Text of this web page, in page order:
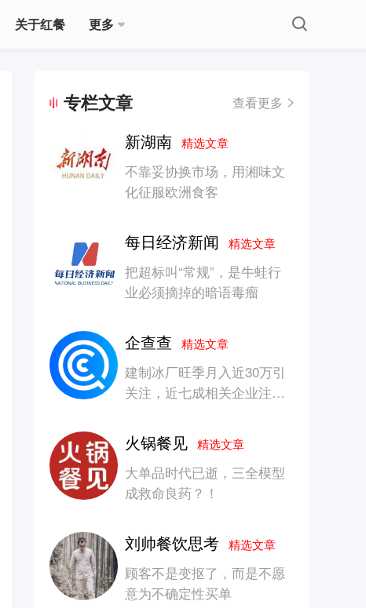
关于红餐 更多
专栏文章 查看更多
新湖南精选文章
不靠妥协换市场，用湘味文
化征服欧洲食客
每日经济新闻精选文章
把超标叫“常规”，是牛蛙行
业必须摘掉的暗语毒瘤
企查查精选文章
建制冰厂旺季月入近30万引
关注，近七成相关企业注册
火锅餐见精选文章
大单品时代已逝，三全模型
成救命良药？！
刘帅餐饮思考精选文章
顾客不是变抠了，而是不愿
意为不确定性买单